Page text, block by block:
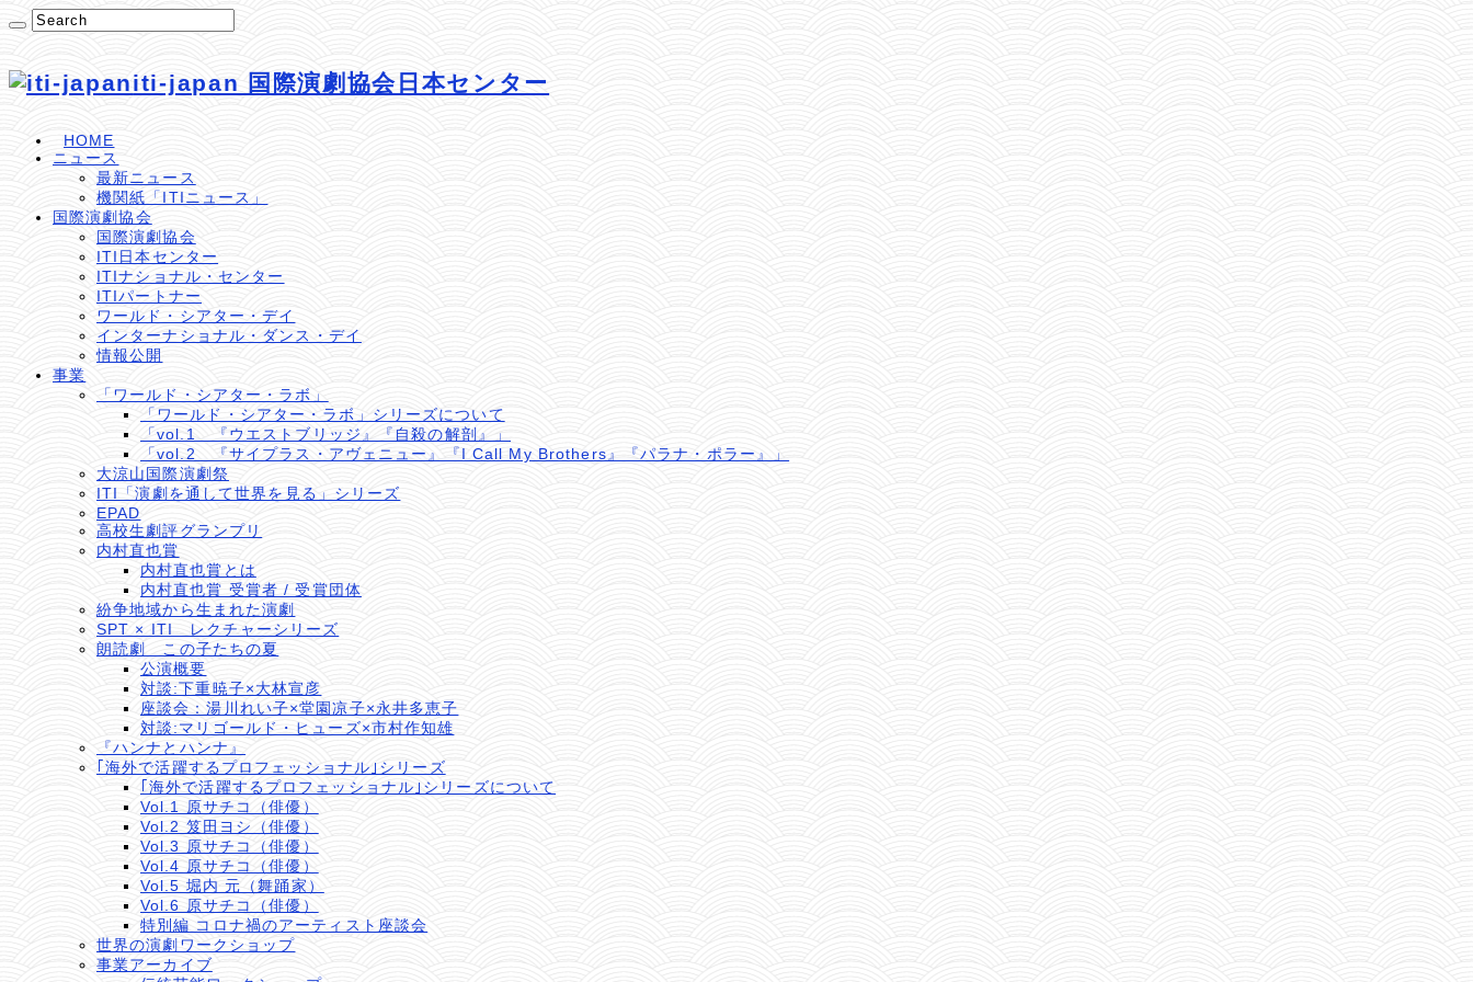
iti-japan 国際演劇協会日本センター
HOME
ニュース
最新ニュース
機関紙「ITIニュース」
国際演劇協会
国際演劇協会
ITI日本センター
ITIナショナル・センター
ITIパートナー
ワールド・シアター・デイ
インターナショナル・ダンス・デイ
情報公開
事業
「ワールド・シアター・ラボ」
「ワールド・シアター・ラボ」シリーズについて
「vol.1 『ウエストブリッジ』『自殺の解剖』」
「vol.2 『サイプラス・アヴェニュー』『I Call My Brothers』『パラナ・ポラー』」
大涼山国際演劇祭
ITI「演劇を通して世界を見る」シリーズ
EPAD
高校生劇評グランプリ
内村直也賞
内村直也賞とは
内村直也賞 受賞者 / 受賞団体
紛争地域から生まれた演劇
SPT × ITI レクチャーシリーズ
朗読劇 この子たちの夏
公演概要
対談:下重暁子×大林宣彦
座談会：湯川れい子×堂園凉子×永井多恵子
対談:マリゴールド・ヒューズ×市村作知雄
『ハンナとハンナ』
｢海外で活躍するプロフェッショナル｣シリーズ
｢海外で活躍するプロフェッショナル｣シリーズについて
Vol.1 原サチコ（俳優）
Vol.2 笈田ヨシ（俳優）
Vol.3 原サチコ（俳優）
Vol.4 原サチコ（俳優）
Vol.5 堀内 元（舞踊家）
Vol.6 原サチコ（俳優）
特別編 コロナ禍のアーティスト座談会
世界の演劇ワークショップ
事業アーカイブ